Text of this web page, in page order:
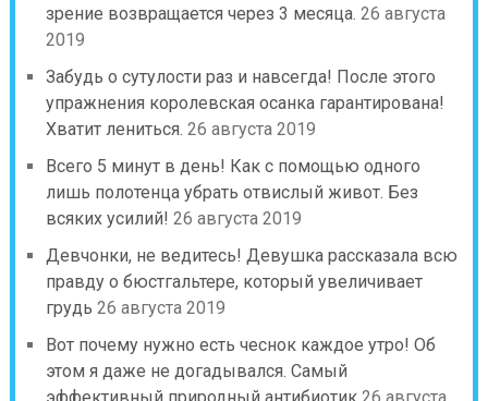
зрение возвращается через 3 месяца. 26 августа
2019
Забудь о сутулости раз и навсегда! После этого
упражнения королевская осанка гарантирована!
Хватит лениться. 26 августа 2019
Всего 5 минут в день! Как с помощью одного
лишь полотенца убрать отвислый живот. Без
всяких усилий! 26 августа 2019
Девчонки, не ведитесь! Девушка рассказала всю
правду о бюстгальтере, который увеличивает
грудь 26 августа 2019
Вот почему нужно есть чеснок каждое утро! Об
этом я даже не догадывался. Самый